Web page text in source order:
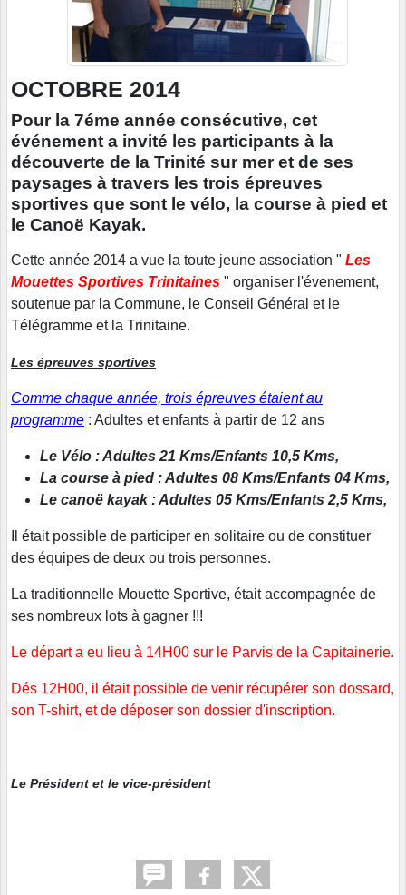
OCTOBRE 2014
Pour la 7éme année consécutive, cet
événement a invité les participants à la
découverte de la Trinité sur mer et de ses
paysages à travers les trois épreuves
sportives que sont le vélo, la course à pied et
le Canoë Kayak.
Cette année 2014 a vue la toute jeune association " Les
Mouettes Sportives Trinitaines " organiser l'évenement,
soutenue par la Commune, le Conseil Général et le
Télégramme et la Trinitaine.
Les épreuves sportives
Comme chaque année, trois épreuves étaient au
programme : Adultes et enfants à partir de 12 ans
Le Vélo : Adultes 21 Kms/Enfants 10,5 Kms,
La course à pied : Adultes 08 Kms/Enfants 04 Kms,
Le canoë kayak : Adultes 05 Kms/Enfants 2,5 Kms,
Il était possible de participer en solitaire ou de constituer
des équipes de deux ou trois personnes.
La traditionnelle Mouette Sportive, était accompagnée de
ses nombreux lots à gagner !!!
Le départ a eu lieu à 14H00 sur le Parvis de la Capitainerie.
Dés 12H00, il était possible de venir récupérer son dossard,
son T-shirt, et de déposer son dossier d'inscription.
Le Président et le vice-président